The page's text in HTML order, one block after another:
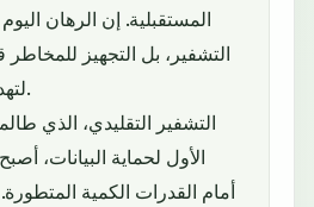
المستقبلية. إن الرهان اليوم
التشفير، بل التجهيز
لتهديدات حقيقية.
التشفير التقليدي، الذي
الأول لحماية البيانات،
أمام القدرات الكمية